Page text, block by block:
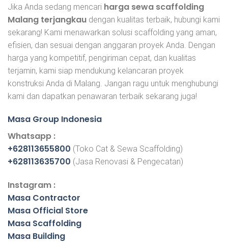
Jika Anda sedang mencari harga sewa scaffolding
Malang terjangkau dengan kualitas terbaik, hubungi kami
sekarang! Kami menawarkan solusi scaffolding yang aman,
efisien, dan sesuai dengan anggaran proyek Anda. Dengan
harga yang kompetitif, pengiriman cepat, dan kualitas
terjamin, kami siap mendukung kelancaran proyek
konstruksi Anda di Malang. Jangan ragu untuk menghubungi
kami dan dapatkan penawaran terbaik sekarang juga!
Masa Group Indonesia
Whatsapp :
+628113655800 (Toko Cat & Sewa Scaffolding)
+628113635700 (Jasa Renovasi & Pengecatan)
Instagram :
Masa Contractor
Masa Official Store
Masa Scaffolding
Masa Building